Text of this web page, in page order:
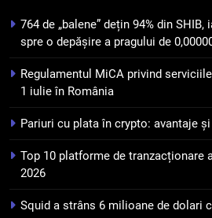
puțin de 24
6
Banii
încrederii: O
7
WhiteBIT și
pentru a
STIRI
764 de „balene” dețin 94% din
spre o depășire a pragului de
Regulamentul MiCA privind
1 iulie în România
Pariuri cu plata în crypto: avantaje
Top 10 platforme de tranzacționare
2026
Squid a strâns 6 milioane de dolari